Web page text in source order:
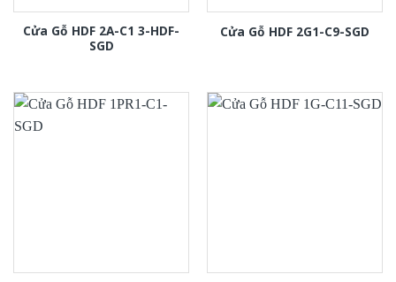
Cửa Gỗ HDF 2A-C1 3-HDF-
SGD
Cửa Gỗ HDF 2G1-C9-SGD